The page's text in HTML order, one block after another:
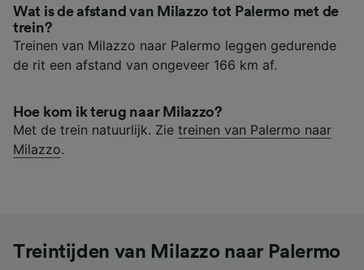
Wat is de afstand van Milazzo tot Palermo met de
trein?
Treinen van Milazzo naar Palermo leggen gedurende
de rit een afstand van ongeveer 166 km af.
Hoe kom ik terug naar Milazzo?
Met de trein natuurlijk. Zie treinen van Palermo naar
Milazzo.
Treintijden van Milazzo naar Palermo